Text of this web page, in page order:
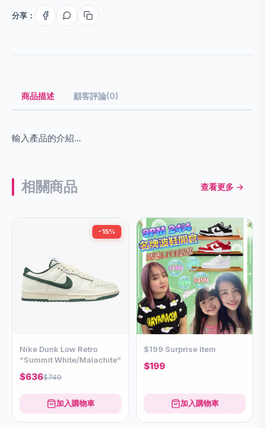
分享：
商品描述 顧客評論(0)
輸入產品的介紹...
相關商品 查看更多 →
-15%
Nike Dunk Low Retro
“Summit White/Malachite”
$636$749
加入購物車
$199 Surprise Item
$199
加入購物車